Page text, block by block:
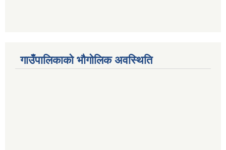
गाउँपालिकाको भौगोलिक अवस्थिति